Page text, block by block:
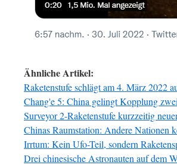
Ähnliche Artikel:
Raketenstufe schlägt am 4. März 2022
Chang'e 5: China gelingt Kopplung
Surveyor 2-Raketenstufe kurzzeitig
Chinas Raumstation: Andere Nationen
Irrtum: Kein Ufo-Teil, sondern
Drei chinesische Astronauten auf dem